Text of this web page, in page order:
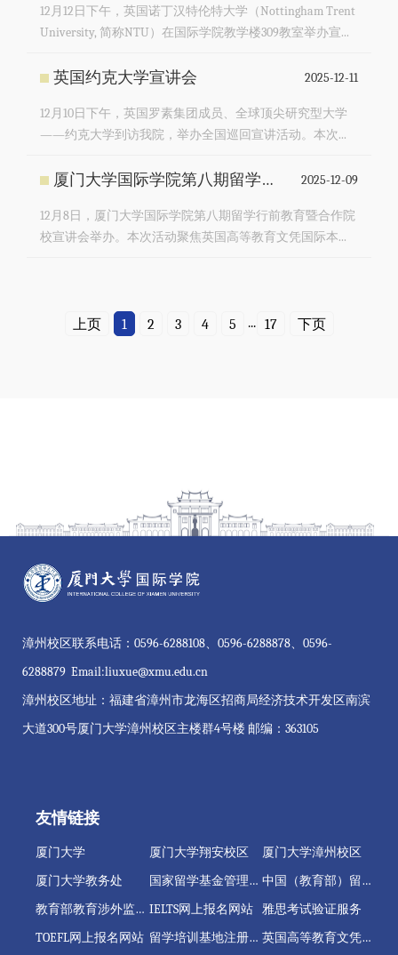
12月12日下午，英国诺丁汉特伦特大学（Nottingham Trent
University, 简称NTU）在国际学院教学楼309教室举办宣...
英国约克大学宣讲会 2025-12-11
12月10日下午，英国罗素集团成员、全球顶尖研究型大学
——约克大学到访我院，举办全国巡回宣讲活动。本次...
厦门大学国际学院第八期留学宣讲会成功举办 2025-12-09
12月8日，厦门大学国际学院第八期留学行前教育暨合作院
校宣讲会举办。本次活动聚焦英国高等教育文凭国际本...
上页 1 2 3 4 5 ... 17 下页
漳州校区联系电话：0596-6288108、0596-6288878、0596-
6288879 Email:liuxue@xmu.edu.cn
漳州校区地址：福建省漳州市龙海区招商局经济技术开发区南滨
大道300号厦门大学漳州校区主楼群4号楼 邮编：363105
友情链接
厦门大学 厦门大学翔安校区
厦门大学漳州校区
厦门大学教务处
国家留学基金管理委员会
中国（教育部）留学服务中心
教育部教育涉外监管信息网 IELTS网上报名网站
雅思考试验证服务
TOEFL网上报名网站
留学培训基地注册管理系统 英国高等教育文凭项目注册管理系统